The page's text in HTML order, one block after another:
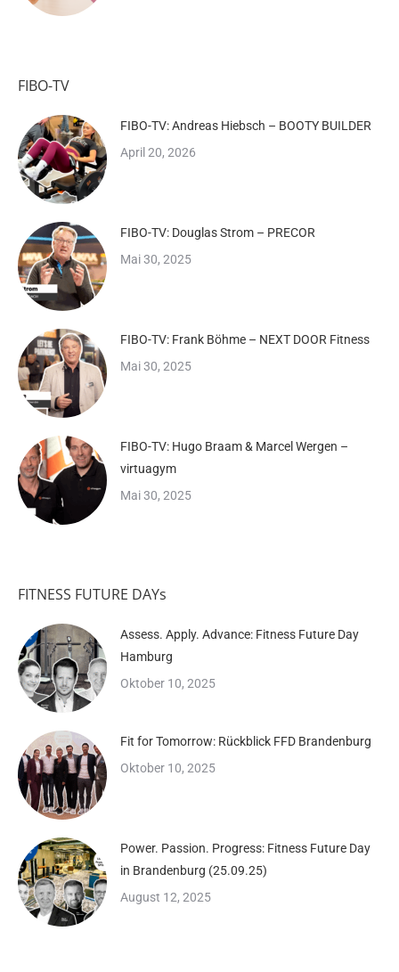
FIBO-TV
FIBO-TV: Andreas Hiebsch – BOOTY BUILDER
April 20, 2026
FIBO-TV: Douglas Strom – PRECOR
Mai 30, 2025
FIBO-TV: Frank Böhme – NEXT DOOR Fitness
Mai 30, 2025
FIBO-TV: Hugo Braam & Marcel Wergen –
virtuagym
Mai 30, 2025
FITNESS FUTURE DAYs
Assess. Apply. Advance: Fitness Future Day
Hamburg
Oktober 10, 2025
Fit for Tomorrow: Rückblick FFD Brandenburg
Oktober 10, 2025
Power. Passion. Progress: Fitness Future Day
in Brandenburg (25.09.25)
August 12, 2025